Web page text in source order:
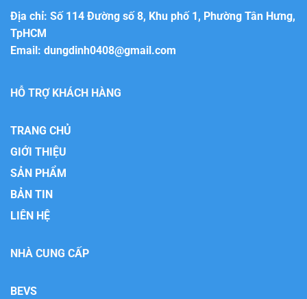
Địa chỉ: Số 114 Đường số 8, Khu phố 1, Phường Tân Hưng,
TpHCM
Email: dungdinh0408@gmail.com
HỖ TRỢ KHÁCH HÀNG
TRANG CHỦ
GIỚI THIỆU
SẢN PHẨM
BẢN TIN
LIÊN HỆ
NHÀ CUNG CẤP
BEVS